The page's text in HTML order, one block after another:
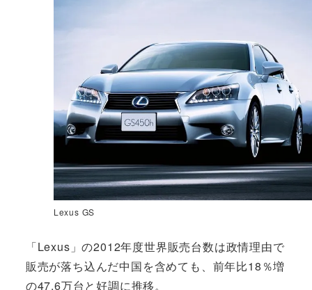
Lexus GS
「Lexus」の2012年度世界販売台数は政情理由で
販売が落ち込んだ中国を含めても、前年比18％増
の47.6万台と好調に推移。